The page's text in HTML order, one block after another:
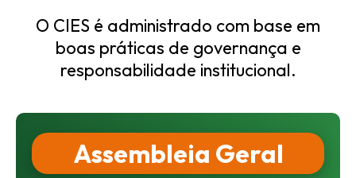
O CIES é administrado com base em
boas práticas de governança e
responsabilidade institucional.
Assembleia Geral